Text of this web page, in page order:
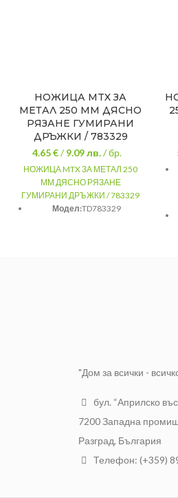
НОЖИЦА MTX ЗА
МЕТАЛ 250 ММ ДЯСНО
РЯЗАНЕ ГУМИРАНИ
ДРЪЖКИ / 783329
4.65 €/9.09лв./ бр.
НОЖИЦА MTX ЗА МЕТАЛ 250
ММ ДЯСНО РЯЗАНЕ
ГУМИРАНИ ДРЪЖКИ / 783329
Модел:TD783329
"Дом за всички -
бул. “Априлско
7200 Западна
Разград, България
Телефон: (+359)